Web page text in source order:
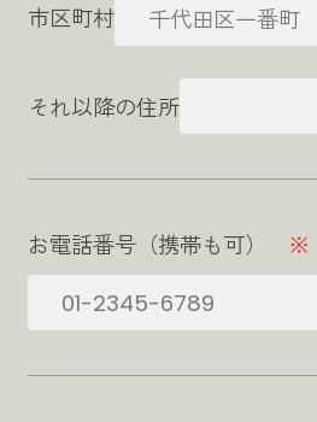
市区町村
それ以降の住所
お電話番号（携帯も可） ※